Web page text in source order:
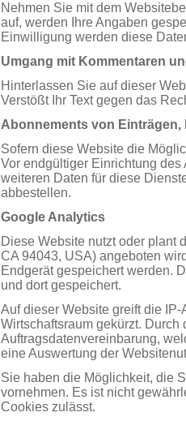
Nehmen Sie mit dem
auf, werden Ihre Angaben
Einwilligung werden diese
Umgang mit Kommentaren
Hinterlassen Sie auf dieser
Verstößt Ihr Text gegen das
Abonnements von Einträgen,
Sofern diese Website die
Vor endgültiger Einrichtung
weiteren Daten für diese
abbestellen.
Google Analytics
Diese Website nutzt oder plant
CA 94043, USA) angeboten
Endgerät gespeichert werden.
und dort gespeichert.
Auf dieser Website greift die
Wirtschaftsraum gekürzt.
Auftragsdatenvereinbarung,
eine Auswertung der
Sie haben die Möglichkeit, die
vornehmen. Es ist nicht
Cookies zulässt.